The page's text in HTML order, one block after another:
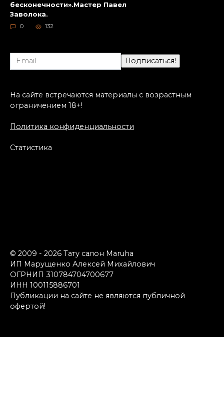
бесконечности».Мастер Павел
Заволока.
0 132
На сайте встречаются материалы с возрастным
ограничением 18+!
Политика конфиденциальности
Статистика
© 2009 - 2026 Тату салон Maruha
ИП Марущенко Алексей Михайлович
ОГРНИП 310784704700677
ИНН 100115886701
Публикации на сайте не являются публичной
офертой!